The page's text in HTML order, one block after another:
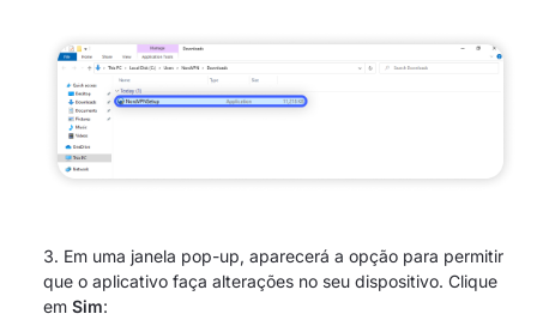
Em uma janela pop-up, aparecerá a opção para permitir
que o aplicativo faça alterações no seu dispositivo. Clique
em Sim: